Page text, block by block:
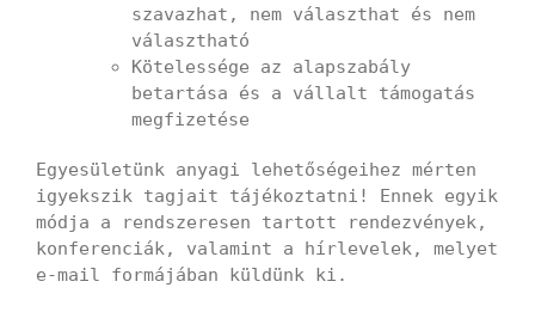
szavazhat, nem választhat és nem
választható
Kötelessége az alapszabály
betartása és a vállalt támogatás
megfizetése
Egyesületünk anyagi lehetőségeihez mérten
igyekszik tagjait tájékoztatni! Ennek egyik
módja a rendszeresen tartott rendezvények,
konferenciák, valamint a hírlevelek, melyet
e-mail formájában küldünk ki.